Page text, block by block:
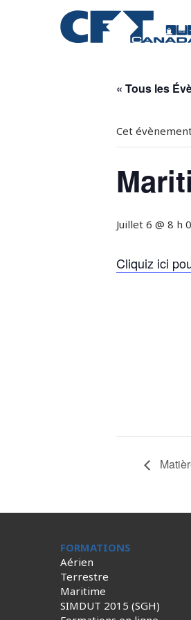
« Tous les
Cet
Juillet 6 @ 8 h
Cliquiz ici
FORMATIONS
Aérien
Terrestre
Maritime
SIMDUT 2015 (SGH)